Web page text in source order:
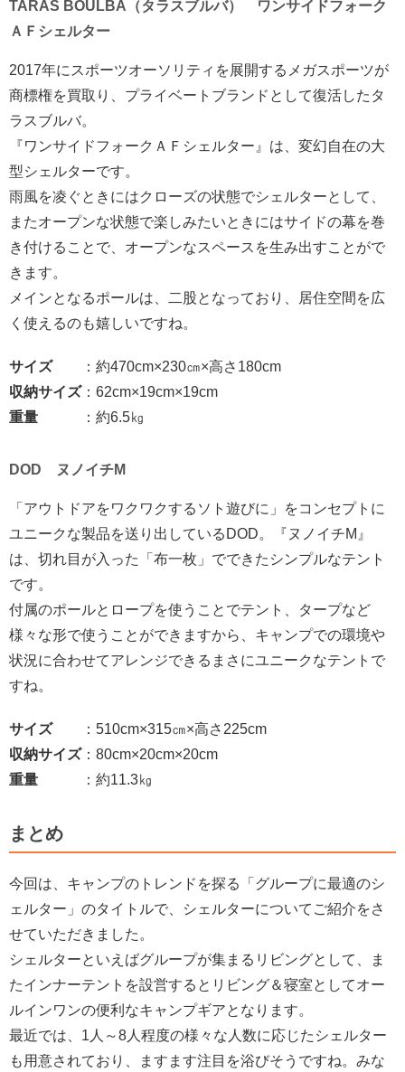
TARAS BOULBA（タラスブルバ） ワンサイドフォーク
ＡＦシェルター
2017年にスポーツオーソリティを展開するメガスポーツが
商標権を買取り、プライベートブランドとして復活したタ
ラスブルバ。
『ワンサイドフォークＡＦシェルター』は、変幻自在の大
型シェルターです。
雨風を凌ぐときにはクローズの状態でシェルターとして、
またオープンな状態で楽しみたいときにはサイドの幕を巻
き付けることで、オープンなスペースを生み出すことがで
きます。
メインとなるポールは、二股となっており、居住空間を広
く使えるのも嬉しいですね。
サイズ：約470cm×230㎝×高さ180cm
収納サイズ：62cm×19cm×19cm
重量
：約6.5㎏
DOD ヌノイチM
「アウトドアをワクワクするソト遊びに」をコンセプトに
ユニークな製品を送り出しているDOD。『ヌノイチM』
は、切れ目が入った「布一枚」でできたシンプルなテント
です。
付属のポールとロープを使うことでテント、タープなど
様々な形で使うことができますから、キャンプでの環境や
状況に合わせてアレンジできるまさにユニークなテントで
すね。
サイズ：510cm×315㎝×高さ225cm
収納サイズ：80cm×20cm×20cm
重量 ：約11.3㎏
まとめ
今回は、キャンプのトレンドを探る「グループに最適のシ
ェルター」のタイトルで、シェルターについてご紹介をさ
せていただきました。
シェルターといえばグループが集まるリビングとして、ま
たインナーテントを設営するとリビング＆寝室としてオー
ルインワンの便利なキャンプギアとなります。
最近では、1人～8人程度の様々な人数に応じたシェルター
も用意されており、ますます注目を浴びそうですね。みな